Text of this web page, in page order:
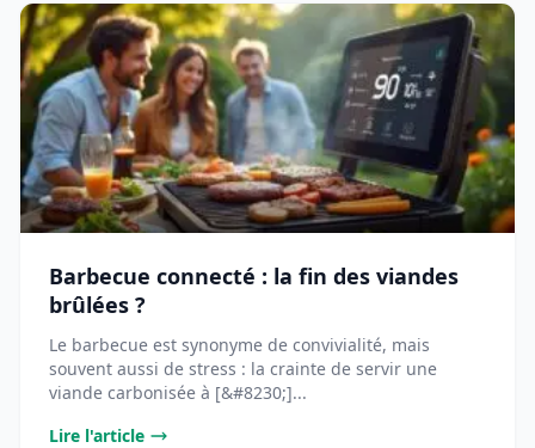
Barbecue connecté : la fin des viandes
brûlées ?
Le barbecue est synonyme de convivialité, mais
souvent aussi de stress : la crainte de servir une
viande carbonisée à [&#8230;]...
Lire l'article